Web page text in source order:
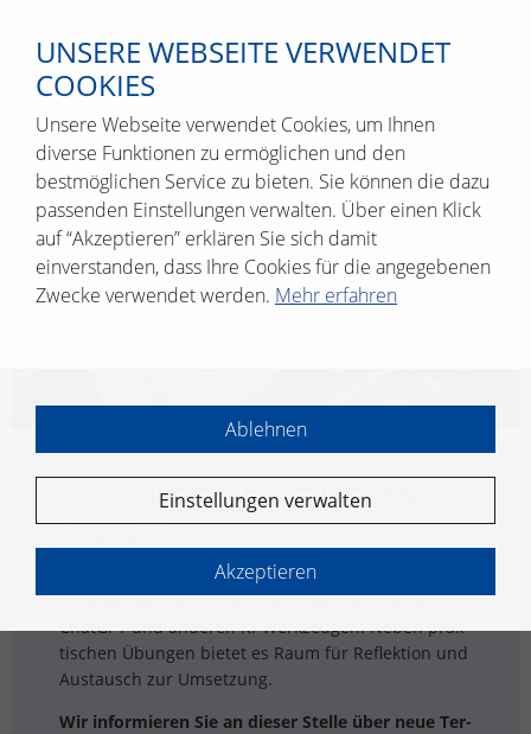
KI-TOOLS IM PRAK­TI­SCHEN
EIN­SATZ
Die­ses ganz­tä­gi­ge Se­mi­nar gibt Ein­bli­cke in die
Funk­ti­ons­wei­sen und Ein­satz­mög­lich­kei­ten von
ChatGPT und an­de­ren KI-Werk­zeu­gen. Neben prak­
ti­schen Übun­gen bie­tet es Raum für Re­flek­ti­on und
Aus­tausch zur Um­set­zung.
Wir in­for­mie­ren Sie an die­ser Stel­le über neue Ter­
UNSERE WEBSEITE VERWENDET
COOKIES
Unsere Webseite verwendet Cookies, um Ihnen
diverse Funktionen zu ermöglichen und den
bestmöglichen Service zu bieten. Sie können die dazu
passenden Einstellungen verwalten. Über einen Klick
auf “Akzeptieren” erklären Sie sich damit
einverstanden, dass Ihre Cookies für die angegebenen
Zwecke verwendet werden. Mehr erfahren
Ablehnen
Einstellungen verwalten
Akzeptieren